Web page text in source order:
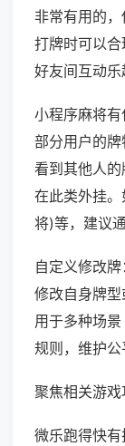
非常有用的
打牌时可以
好友间互动乐
小程序麻将
部分用户的
看到其他人
在此类外挂
将)等，建议
自定义修改
修改自身牌型
用于多种场
规则，维护公
聚焦相关游戏
微乐跑得快